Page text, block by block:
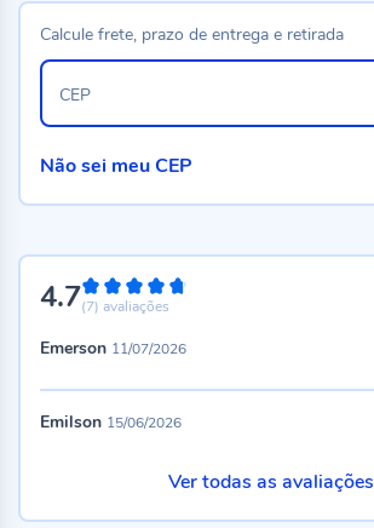
4.794%
(7) avaliações
Emerson 11/07/2026
Emilson 15/06/2026
Ver todas as avaliações
Calcule frete, prazo de entrega e retirada
CEP
Não sei meu CEP